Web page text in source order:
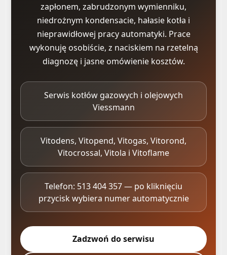
zapłonem, zabrudzonym wymienniku,
niedrożnym kondensacie, hałasie kotła i
nieprawidłowej pracy automatyki. Prace
wykonuję osobiście, z naciskiem na rzetelną
diagnozę i jasne omówienie kosztów.
Serwis kotłów gazowych i olejowych
Viessmann
Vitodens, Vitopend, Vitogas, Vitorond,
Vitocrossal, Vitola i Vitoflame
Telefon: 513 404 357 — po kliknięciu
przycisk wybiera numer automatycznie
Zadzwoń do serwisu